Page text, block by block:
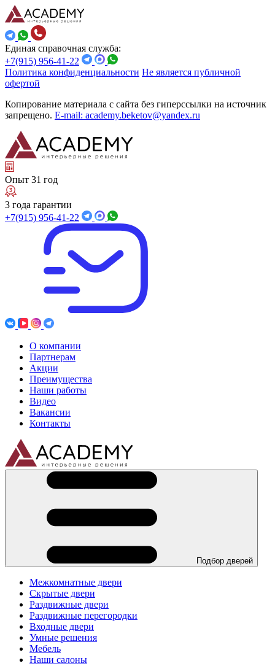
Единая справочная служба:
+7(915) 956-41-22
Политика конфиденциальности Не является публичной
офертой
Копирование материала с сайта без гиперссылки на источник
запрещено. E-mail: academy.beketov@yandex.ru
Опыт 31 год
3 года гарантии
+7(915) 956-41-22
О компании
Партнерам
Акции
Преимущества
Наши работы
Видео
Вакансии
Контакты
Подбор дверей
Межкомнатные двери
Скрытые двери
Раздвижные двери
Раздвижные перегородки
Входные двери
Умные решения
Мебель
Наши салоны